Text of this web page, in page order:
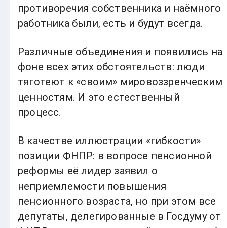
противоречия собственника и наёмного
работника были, есть и будут всегда.
Различные объединения и появились на
фоне всех этих обстоятельств: люди
тяготеют к «своим» мировоззренческим
ценностям. И это естественный
процесс.
В качестве иллюстрации «гибкости»
позиции ФНПР: в вопросе пенсионной
реформы её лидер заявил о
неприемлемости повышения
пенсионного возраста, но при этом все
депутаты, делегированные в Госдуму от